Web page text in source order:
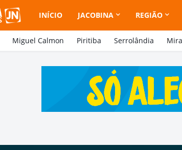
INÍCIO JACOBINA REGIÃO
Miguel Calmon Piritiba Serrolândia